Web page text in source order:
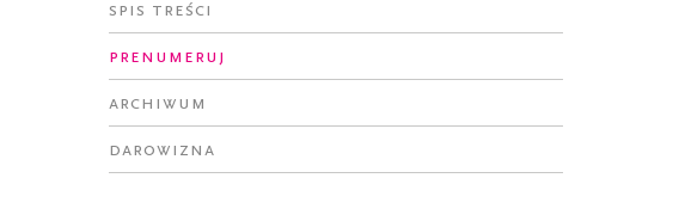
Spis treści
Prenumeruj
Archiwum
Darowizna